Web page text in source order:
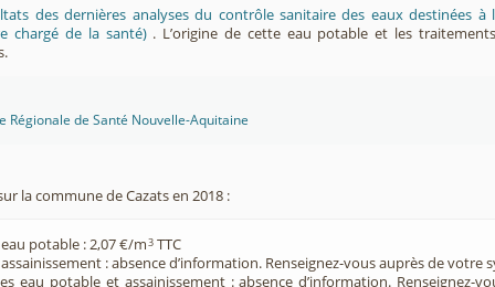
des dernières analyses du contrôle sanitaire des eaux destinées
chargé de la santé) . L’origine de cette eau potable et les
Régionale de Santé Nouvelle-Aquitaine
la commune de Cazats en 2018 :
potable : 2,07 €/m3 TTC
: absence d’information. Renseignez-vous auprès de votre
eau potable et assainissement : absence d’information. Renseignez-